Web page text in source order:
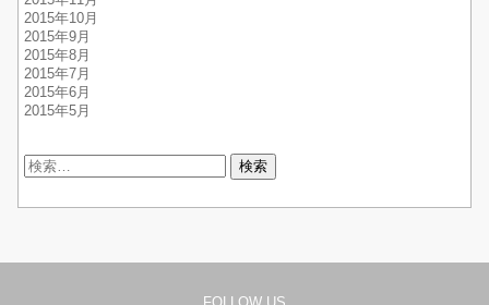
2015年10月
2015年9月
2015年8月
2015年7月
2015年6月
2015年5月
検
索: